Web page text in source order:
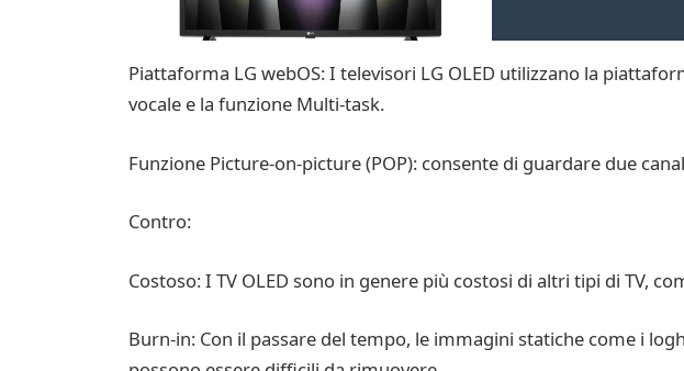
Piattaforma LG webOS: I televisori LG OLED utilizzano la
vocale e la funzione Multi-task.
Funzione Picture-on-picture (POP): consente di guardare due
Contro:
Costoso: I TV OLED sono in genere più costosi di altri tipi di TV,
Burn-in: Con il passare del tempo, le immagini statiche come i